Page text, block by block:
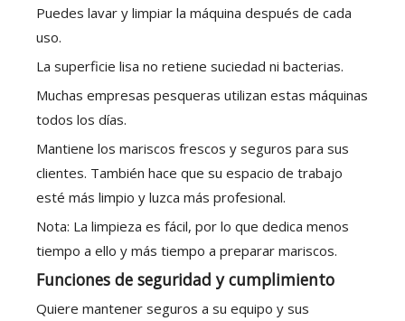
Puedes lavar y limpiar la máquina después de cada
uso.
La superficie lisa no retiene suciedad ni bacterias.
Muchas empresas pesqueras utilizan estas máquinas
todos los días.
Mantiene los mariscos frescos y seguros para sus
clientes. También hace que su espacio de trabajo
esté más limpio y luzca más profesional.
Nota: La limpieza es fácil, por lo que dedica menos
tiempo a ello y más tiempo a preparar mariscos.
Funciones de seguridad y cumplimiento
Quiere mantener seguros a su equipo y sus